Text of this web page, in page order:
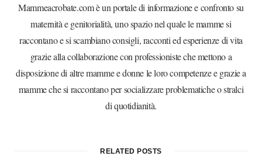
Mammeacrobate.com è un portale di informazione e confronto su
maternità e genitorialità, uno spazio nel quale le mamme si
raccontano e si scambiano consigli, racconti ed esperienze di vita
grazie alla collaborazione con professioniste che mettono a
disposizione di altre mamme e donne le loro competenze e grazie a
mamme che si raccontano per socializzare problematiche o stralci
di quotidianità.
RELATED POSTS